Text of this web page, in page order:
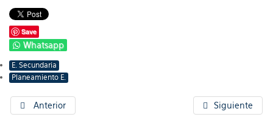
Save
Whatsapp
E. Secundaria
Planeamiento E.
Anterior Siguiente